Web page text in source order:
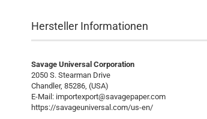
Hersteller Informationen
Savage Universal Corporation
2050 S. Stearman Drive
Chandler, 85286, (USA)
E-Mail: importexport@savagepaper.com
https://savageuniversal.com/us-en/